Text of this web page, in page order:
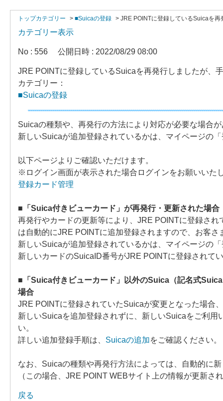
トップカテゴリー > ■Suicaの登録 > JRE POINTに登録しているSuicaを
カテゴリー表示
No : 556 公開日時 : 2022/08/29 08:00
JRE POINTに登録しているSuicaを再発行しましたが、
カテゴリー：
■Suicaの登録
Suicaの種類や、再発行の方法により対応が必要な場合
新しいSuicaが追加登録されているかは、マイページの
以下ページよりご確認いただけます。
※ログイン画面が表示された場合ログインをお願いいた
登録カード管理
■「Suica付きビューカード」が再発行・更新された場合
再発行やカードの更新等により、JRE POINTに登録さ
は自動的にJRE POINTに追加登録されますので、お客
新しいSuicaが追加登録されているかは、マイページの
新しいカードのSuicaID番号がJRE POINTに登録されて
■「Suica付きビューカード」以外のSuica（記名式
場合
JRE POINTに登録されていたSuicaが変更となった場合
新しいSuicaを追加登録されずに、新しいSuicaをご利
い。
詳しい追加登録手順は、 Suicaの追加をご確認ください。
なお、Suicaの種類や再発行方法によっては、自動的に
（この場合、JRE POINT WEBサイト上の情報が更新
戻る